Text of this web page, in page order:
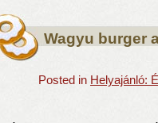
Wagyu burger
Posted in Helyajánló: